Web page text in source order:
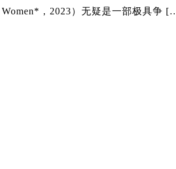
，2023）无疑是一部极具争